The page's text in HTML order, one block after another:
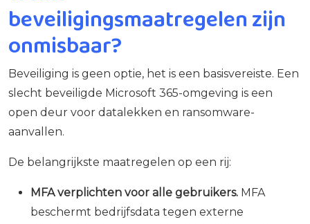
beveiligingsmaatregelen zijn
onmisbaar?
Beveiliging is geen optie, het is een basisvereiste. Een
slecht beveiligde Microsoft 365-omgeving is een
open deur voor datalekken en ransomware-
aanvallen.
De belangrijkste maatregelen op een rij:
MFA verplichten voor alle gebruikers. MFA
beschermt bedrijfsdata tegen externe